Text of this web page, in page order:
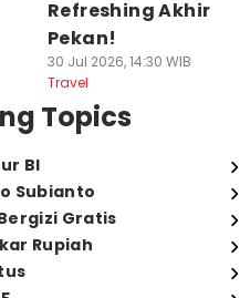
Refreshing Akhir
Pekan!
30 Jul 2026, 14:30 WIB
Travel
Topics
BI
Subianto
Gratis
Rupiah